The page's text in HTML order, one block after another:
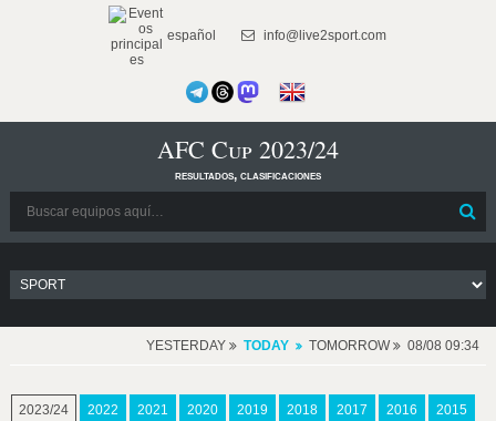
español info@live2sport.com
AFC Cup 2023/24
resultados, clasificaciones
YESTERDAY TODAY TOMORROW 08/08 09:34
2023/24 2022 2021 2020 2019 2018 2017 2016 2015